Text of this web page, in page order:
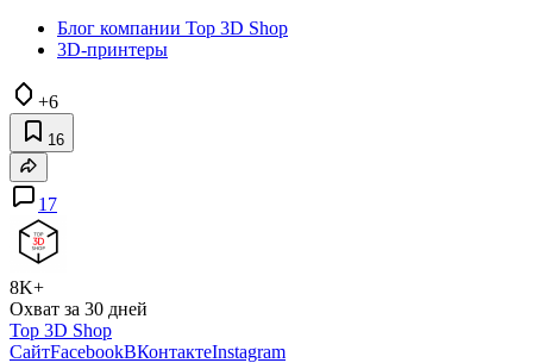
Блог компании Top 3D Shop
3D-принтеры
+6
16
17
8K+
Охват за 30 дней
Top 3D Shop
СайтFacebookВКонтактеInstagram